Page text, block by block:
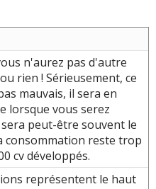
n'aurez pas d'autre
rien ! Sérieusement, ce
mauvais, il sera en
lorsque vous serez
peut-être souvent le
consommation reste trop
cv développés.
représentent le haut